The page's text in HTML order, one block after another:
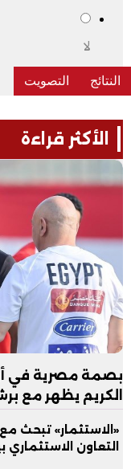
لا
الأكثر قراءة
بصمة مصرية في
الكريم يظهر مع
«الاستثمار» تبحث
التعاون الاستثماري